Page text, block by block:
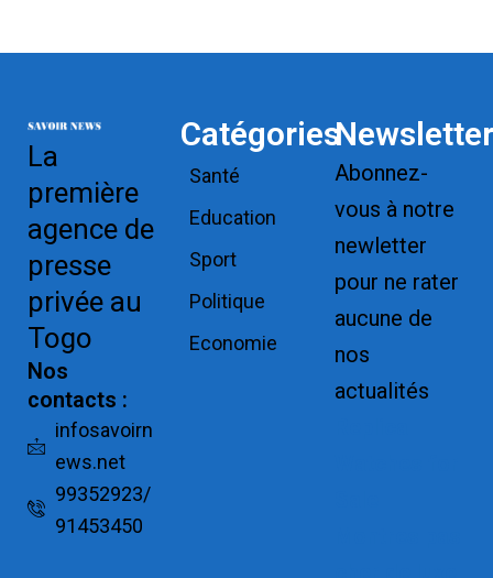
La
première
agence de
presse
privée au
Togo
Nos
contacts :
infosavoirn
ews.net
99352923/
91453450
Catégories
Santé
Education
Sport
Politique
Economie
Newsletter
Abonnez-
vous à notre
newletter
pour ne rater
aucune de
nos
actualités